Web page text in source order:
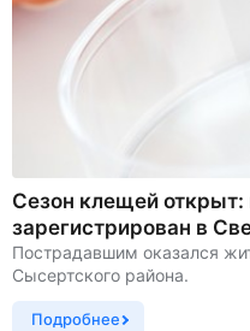
Сезон клещей открыт:
зарегистрирован в
Пострадавшим оказался
Сысертского района.
Подробнее